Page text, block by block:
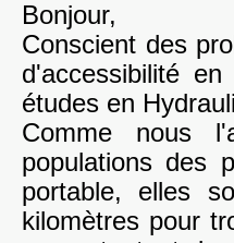
Bonjour,
Conscient des
d'accessibilité
études en
Comme nous
populations des
portable, elles
kilomètres pour